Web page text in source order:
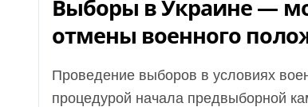
Выборы в Украине —
отмены военного
Проведение выборов в условиях военного положения невозможно. При этом между
процедурой начала предвыборной